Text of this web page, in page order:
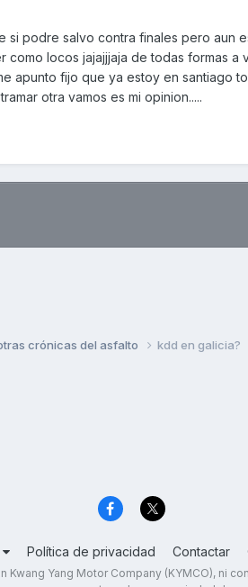
si podre salvo contra finales pero aun
locos jajajjjaja de todas formas a
apunto fijo que ya estoy en santiago
otra vamos es mi opinion.....
crónicas del asfalto kdd en galicia?
Política de privacidad Contactar
Kwang Yang Motor Company (KYMCO), ni